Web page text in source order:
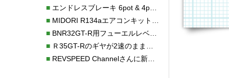
■エンドレスブレーキ 6pot & 4potオーバーホール
■MIDORI R134aエアコンキットタイプⅡ取り付け
■BNR32GT-R用フューエルレベルセンサー新発売！！
■Ｒ35GT-Rのギヤが2速のまま変速しない！！
■REVSPEED Channelさんに新社屋を紹介していただきました!!